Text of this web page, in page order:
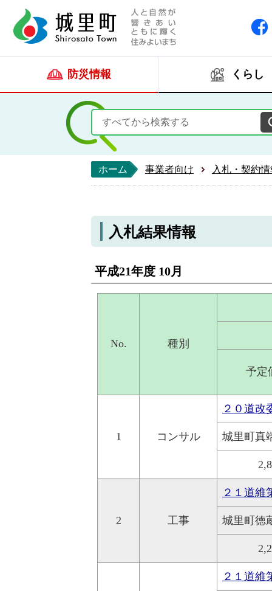
防災情報 くらし
ホーム 事業者向け 入札・契約
入札結果情報
平成21年度 10月
No. 種別
予定
1 コンサル
２０道改
城里町真
2 工事
２１道
城里町
２１道